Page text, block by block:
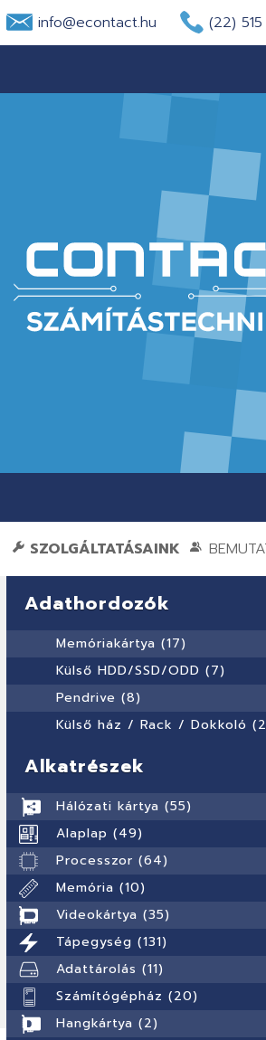
info@econtact.hu (22)
SZOLGÁLTATÁSAINK
Adathordozók
Memóriakártya (17)
Külső HDD/SSD/ODD (7)
Pendrive (8)
Külső ház / Rack / Dokkoló
Alkatrészek
Hálózati kártya (55)
Alaplap (49)
Processzor (64)
Memória (10)
Videokártya (35)
Tápegység (131)
Adattárolás (11)
Számítógépház (20)
Hangkártya (2)